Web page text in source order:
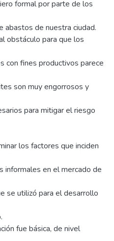
formal por parte de los
abastos de nuestra ciudad.
obstáculo para que los
con fines productivos parece
son muy engorrosos y
para mitigar el riesgo
los factores que inciden
informales en el mercado de
se utilizó para el desarrollo
fue básica, de nivel